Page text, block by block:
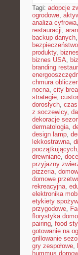
Tagi: adopcje
ogrodowe,
analiza cyfrowa,
restauracji,
backup danych,
produkty,
biznes USA,
branding
chmura
nocna, city
strategie,
dorosłych,
z soczewicy,
dekoracje
dermatologia,
design lamp,
lekkostrawna,
początkujących,
drewniane,
przyjazny
pizzeria,
domowe
rekreacyjna,
elektronika
etykiety
przygodowe,
florystyka
pairing, food
gotowanie na
grillowanie
gry zespołowe,
hummus